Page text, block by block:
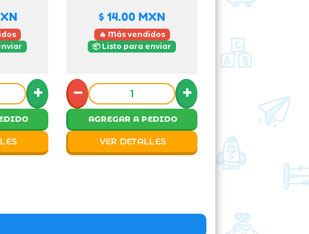
+
$ 14.00 MXN
🔥 Más vendidos
📦 Listo para enviar
− +
AGREGAR A PEDIDO
VER DETALLES